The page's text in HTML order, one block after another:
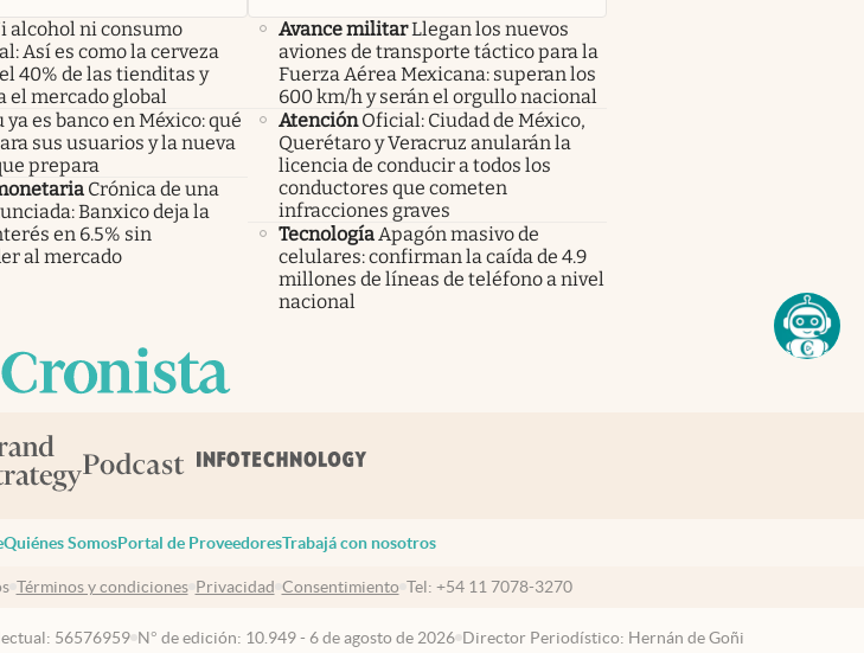
alcohol ni consumo
Así es como la cerveza
40% de las tienditas y
el mercado global
ya es banco en México: qué
sus usuarios y la nueva
prepara
Crónica de una
Banxico deja la
en 6.5% sin
al mercado
Avance militarLlegan los nuevos
aviones de transporte táctico para la
Fuerza Aérea Mexicana: superan los
600 km/h y serán el orgullo nacional
Atención Oficial: Ciudad de México,
Querétaro y Veracruz anularán la
licencia de conducir a todos los
conductores que cometen
infracciones graves
Tecnología Apagón masivo de
celulares: confirman la caída de 4.9
millones de líneas de teléfono a nivel
nacional
Quiénes SomosPortal de ProveedoresTrabajá con nosotros
Términos y condiciones Privacidad Consentimiento Tel: +54 11 7078-3270
56576959 N° de edición: 10.949 - 6 de agosto de 2026 Director Periodístico: Hernán de Goñi